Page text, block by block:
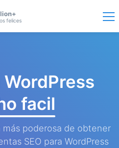
felices
WordPress
facil
más poderosa de obtener
SEO para WordPress